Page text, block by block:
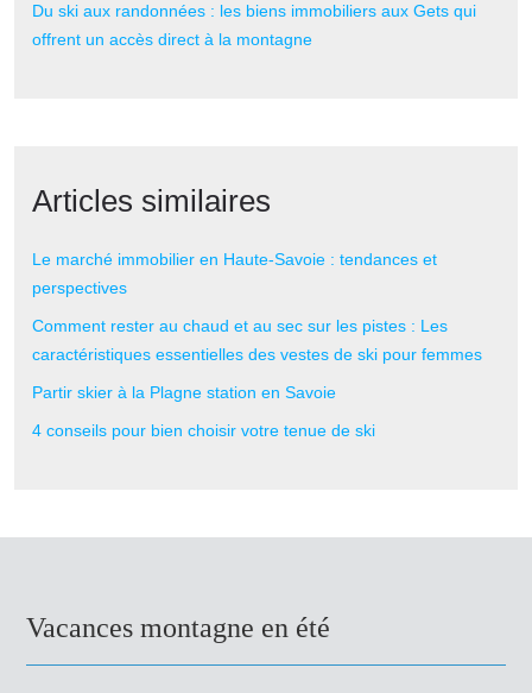
Du ski aux randonnées : les biens immobiliers aux Gets qui
offrent un accès direct à la montagne
Articles similaires
Le marché immobilier en Haute-Savoie : tendances et
perspectives
Comment rester au chaud et au sec sur les pistes : Les
caractéristiques essentielles des vestes de ski pour femmes
Partir skier à la Plagne station en Savoie
4 conseils pour bien choisir votre tenue de ski
Vacances montagne en été